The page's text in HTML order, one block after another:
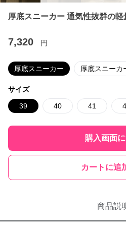
厚底スニーカー 通気性抜群の
7,320 円
厚底スニーカー 厚底スニーカ
サイズ
39 40 41
購入画面
カートに追
商品説